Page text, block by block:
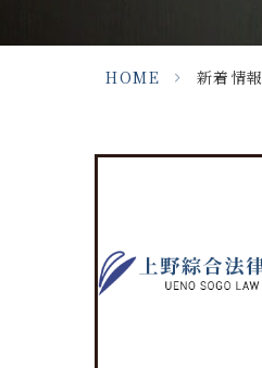
HOME > 新着情報